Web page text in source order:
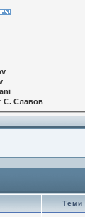
С. Славов
Теми